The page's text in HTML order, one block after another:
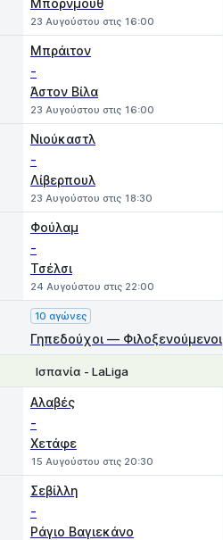
Μπόρνμουθ
23 Αυγούστου στις 16:00
Μπράιτον
-
Άστον Βίλα
23 Αυγούστου στις 16:00
Νιούκαστλ
-
Λίβερπουλ
23 Αυγούστου στις 18:30
Φούλαμ
-
Τσέλσι
24 Αυγούστου στις 22:00
10 αγώνες
Γηπεδούχοι — Φιλοξενούμενοι
Ισπανία - LaLiga
Αλαβές
-
Χετάφε
15 Αυγούστου στις 20:30
Σεβίλλη
-
Ράγιο Βαγιεκάνο